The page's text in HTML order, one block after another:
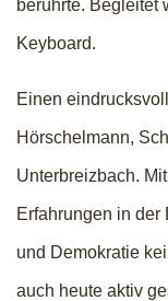
berührte. Begleitet
Keyboard.
Einen
Hörschelmann,
Unterbreizbach.
Erfahrungen in
und Demokratie
auch heute aktiv